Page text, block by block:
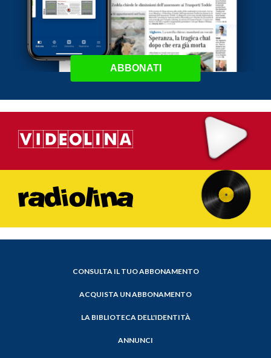
ABBONATI
CONSULTA IL TUO ABBONAMENTO
ACQUISTA UN ABBONAMENTO
LA BIBLIOTECA DELL'IDENTITÀ
ANNUNCI